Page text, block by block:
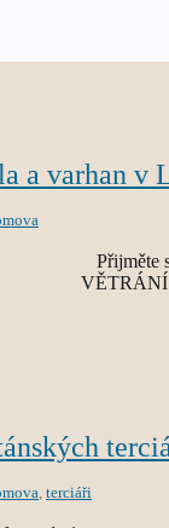
a varhan v
Přijměte
, terciáři